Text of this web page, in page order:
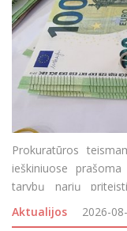
Prokuratūros
ieškiniuose
tarybų narių
išmokas.
atliekantis vi
Aktualijos 2026-